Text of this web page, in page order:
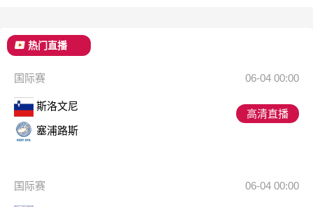
热门直播
国际赛 06-04 00:00
斯洛文尼
塞浦路斯
高清直播
国际赛 06-04 00:00